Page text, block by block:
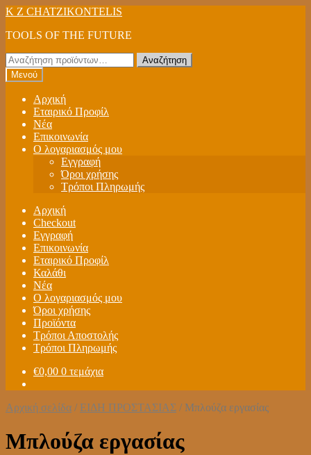
Απευθείας
στην
Μετάβαση
περιεχόμενο
K Z CHATZIKONTELIS
TOOLS OF THE FUTURE
Αναζήτηση
για:
Αναζήτηση
Μενού
Αρχική
Εταιρικό Προφίλ
Νέα
Επικοινωνία
Ο λογαριασμός μου
Εγγραφή
Όροι χρήσης
Τρόποι Πληρωμής
Αρχική
Checkout
Εγγραφή
Επικοινωνία
Εταιρικό Προφίλ
Καλάθι
Νέα
Ο λογαριασμός μου
Όροι χρήσης
Προϊόντα
Τρόποι Αποστολής
Τρόποι Πληρωμής
€0,00 0 τεμάχια
Αρχική σελίδα / ΕΙΔΗ ΠΡΟΣΤΑΣΙΑΣ / Μπλούζα εργασίας
Μπλούζα εργασίας